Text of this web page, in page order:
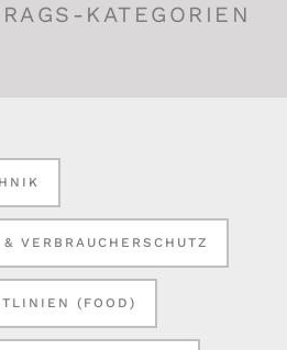
KATEGORIEN
VERBRAUCHERSCHUTZ
(FOOD)